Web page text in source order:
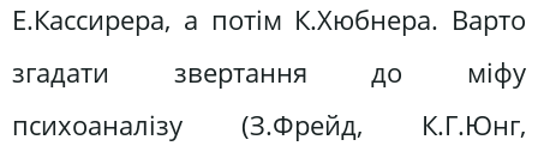
Е.Кассирера, а потім К.Хюбнера. Варто
згадати звертання до міфу
психоаналізу (З.Фрейд, К.Г.Юнг,